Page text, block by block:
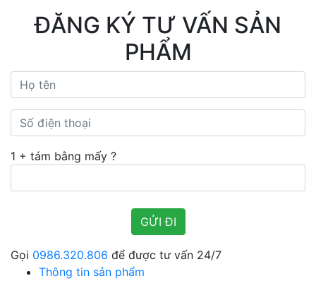
ĐĂNG KÝ TƯ VẤN SẢN
PHẨM
1 + tám bằng mấy ?
Gọi 0986.320.806 để được tư vấn 24/7
Thông tin sản phẩm